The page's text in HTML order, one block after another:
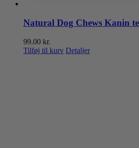
Natural Dog Chews Kanin
99.00 kr.
Tilføj til kurv Detaljer